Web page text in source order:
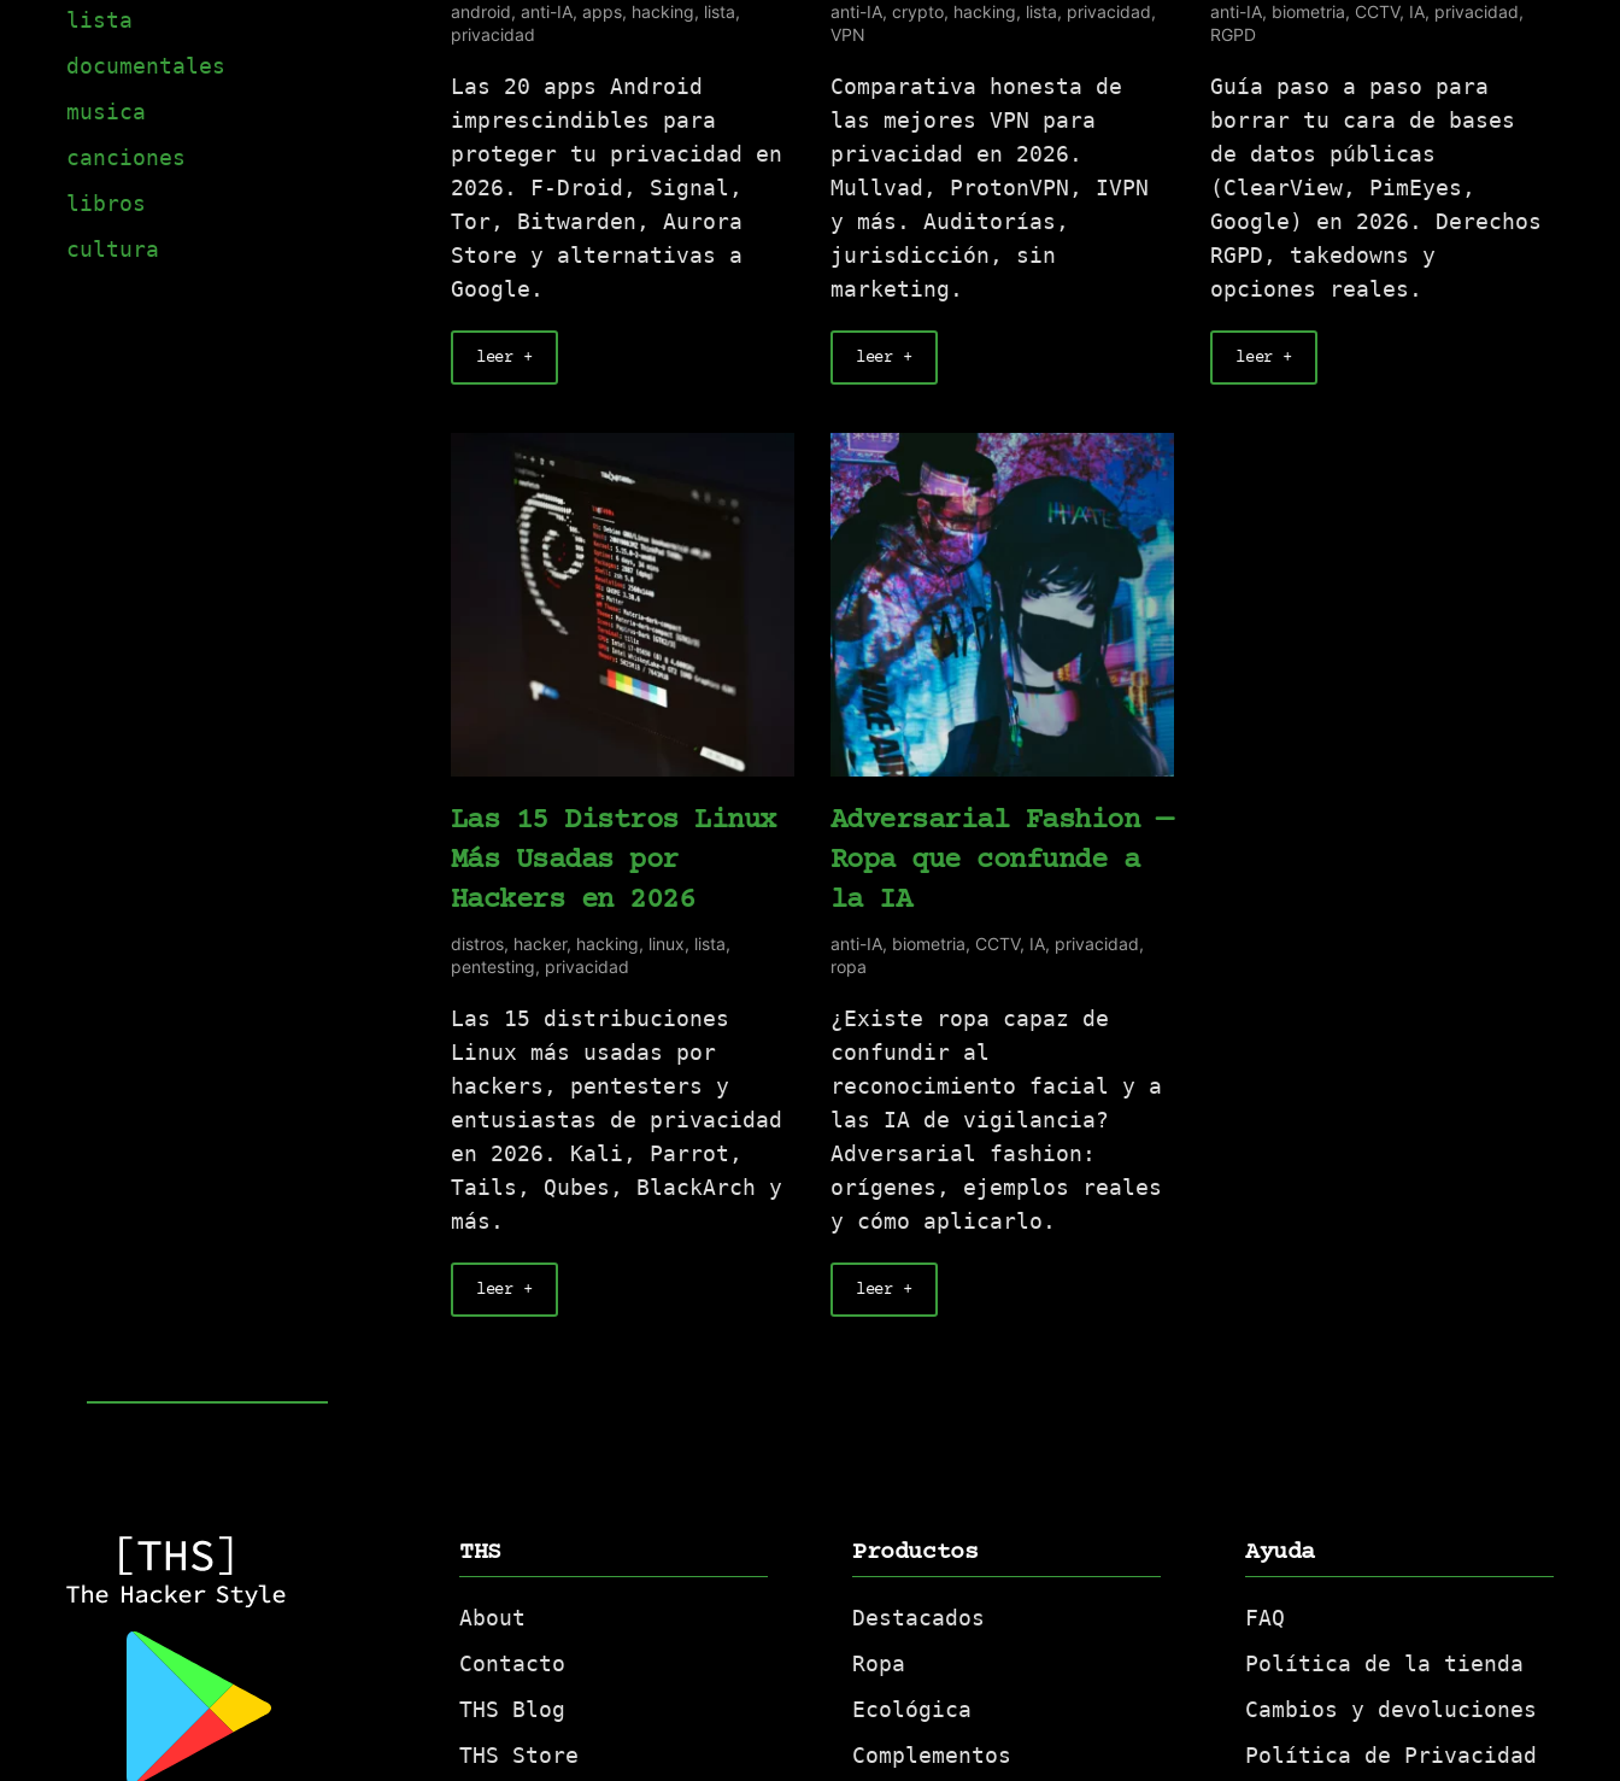
lista
documentales
musica
canciones
libros
cultura
android, anti-IA, apps, hacking, lista,
privacidad
Las 20 apps Android
imprescindibles para
proteger tu privacidad en
2026. F-Droid, Signal,
Tor, Bitwarden, Aurora
Store y alternativas a
Google.
leer +
anti-IA, crypto, hacking, lista, privacidad,
VPN
Comparativa honesta de
las mejores VPN para
privacidad en 2026.
Mullvad, ProtonVPN, IVPN
y más. Auditorías,
jurisdicción, sin
marketing.
leer +
anti-IA, biometria, CCTV, IA, privacidad,
RGPD
Guía paso a paso para
borrar tu cara de bases
de datos públicas
(ClearView, PimEyes,
Google) en 2026. Derechos
RGPD, takedowns y
opciones reales.
leer +
Las 15 Distros Linux
Más Usadas por
Hackers en 2026
distros, hacker, hacking, linux, lista,
pentesting, privacidad
Las 15 distribuciones
Linux más usadas por
hackers, pentesters y
entusiastas de privacidad
en 2026. Kali, Parrot,
Tails, Qubes, BlackArch y
más.
leer +
Adversarial Fashion —
Ropa que confunde a
la IA
anti-IA, biometria, CCTV, IA, privacidad,
ropa
¿Existe ropa capaz de
confundir al
reconocimiento facial y a
las IA de vigilancia?
Adversarial fashion:
orígenes, ejemplos reales
y cómo aplicarlo.
leer +
THS
About
Contacto
THS Blog
THS Store
Productos
Destacados
Ropa
Ecológica
Complementos
Ayuda
FAQ
Política de la tienda
Cambios y devoluciones
Política de Privacidad